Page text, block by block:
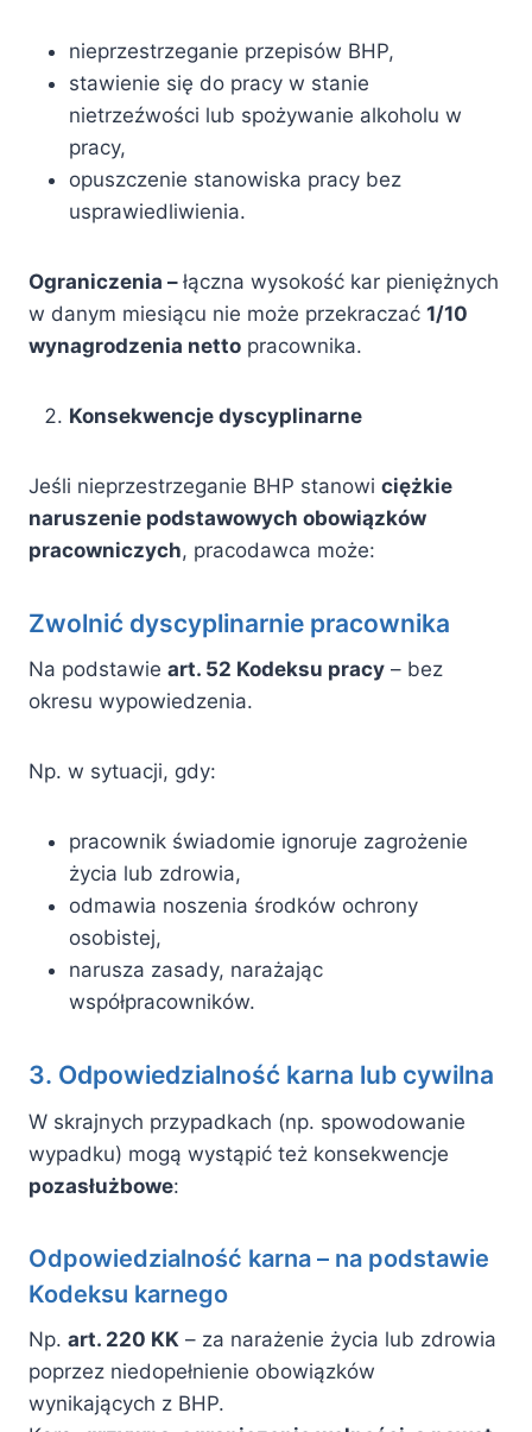
nieprzestrzeganie przepisów BHP,
stawienie się do pracy w stanie
nietrzeźwości lub spożywanie alkoholu w
pracy,
opuszczenie stanowiska pracy bez
usprawiedliwienia.
Ograniczenia – łączna wysokość kar pieniężnych
w danym miesiącu nie może przekraczać 1/10
wynagrodzenia netto pracownika.
Konsekwencje dyscyplinarne
Jeśli nieprzestrzeganie BHP stanowi ciężkie
naruszenie podstawowych obowiązków
pracowniczych, pracodawca może:
Zwolnić dyscyplinarnie pracownika
Na podstawie art. 52 Kodeksu pracy – bez
okresu wypowiedzenia.
Np. w sytuacji, gdy:
pracownik świadomie ignoruje zagrożenie
życia lub zdrowia,
odmawia noszenia środków ochrony
osobistej,
narusza zasady, narażając
współpracowników.
3. Odpowiedzialność karna lub cywilna
W skrajnych przypadkach (np. spowodowanie
wypadku) mogą wystąpić też konsekwencje
pozasłużbowe:
Odpowiedzialność karna – na podstawie
Kodeksu karnego
Np. art. 220 KK – za narażenie życia lub zdrowia
poprzez niedopełnienie obowiązków
wynikających z BHP.